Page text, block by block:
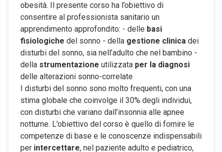
obesità. Il presente corso ha l’obiettivo di
consentire al professionista sanitario un
apprendimento approfondito: - delle basi
fisiologiche del sonno - della gestione clinica dei
disturbi del sonno, sia nell’adulto che nel bambino -
della strumentazione utilizzata per la diagnosi
delle alterazioni sonno-correlate
I disturbi del sonno sono molto frequenti, con una
stima globale che coinvolge il 30% degli individui,
con disturbi che variano dall’insonnia alle apnee
notturne. L’obiettivo del corso è quello di fornire le
competenze di base e le conoscenze indispensabili
per intercettare, nel paziente adulto e pediatrico,